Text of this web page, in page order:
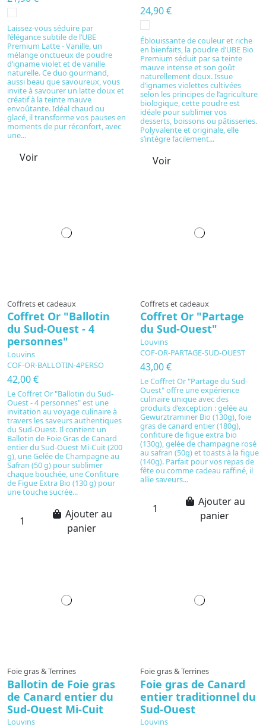
Laissez-vous séduire par
l’élégance subtile de l’UBE
Premium Latte - Vanille, un
mélange onctueux de poudre
d’igname violet et de vanille
naturelle. Ce duo gourmand,
aussi beau que savoureux, vous
invite à savourer un latte doux et
créatif à la teinte mauve
envoûtante. Idéal chaud ou
glacé, il transforme vos pauses en
moments de pur réconfort, avec
une...
Voir
24,90 €
Éblouissante de couleur et riche
en bienfaits, la poudre d’UBE Bio
Premium séduit par sa teinte
mauve intense et son goût
naturellement doux. Issue
d’ignames violettes cultivées
selon les principes de l’agriculture
biologique, cette poudre est
idéale pour sublimer vos
desserts, boissons ou pâtisseries.
Polyvalente et originale, elle
s’intègre facilement...
Voir
Coffrets et cadeaux
Coffret Or "Ballotin
du Sud-Ouest - 4
personnes"
Louvins
COF-OR-BALLOTIN-4PERSO
42,00 €
Le Coffret Or "Ballotin du Sud-
Ouest - 4 personnes" est une
invitation au voyage culinaire à
travers les saveurs authentiques
du Sud-Ouest. Il contient un
Ballotin de Foie Gras de Canard
entier du Sud-Ouest Mi-Cuit (200
g), une Gelée de Champagne au
Safran (50 g) pour sublimer
chaque bouchée, une Confiture
de Figue Extra Bio (130 g) pour
une touche sucrée...
Ajouter au
panier
Coffrets et cadeaux
Coffret Or "Partage
du Sud-Ouest"
Louvins
COF-OR-PARTAGE-SUD-OUEST
43,00 €
Le Coffret Or "Partage du Sud-
Ouest" offre une expérience
culinaire unique avec des
produits d’exception : gelée au
Gewurztraminer Bio (130g), foie
gras de canard entier (180g),
confiture de figue extra bio
(130g), gelée de champagne rosé
au safran (50g) et toasts à la figue
(140g). Parfait pour vos repas de
fête ou comme cadeau raffiné, il
allie saveurs...
Ajouter au
panier
Foie gras & Terrines
Ballotin de Foie gras
de Canard entier du
Sud-Ouest Mi-Cuit
Louvins
Foie gras & Terrines
Foie gras de Canard
entier traditionnel du
Sud-Ouest
Louvins